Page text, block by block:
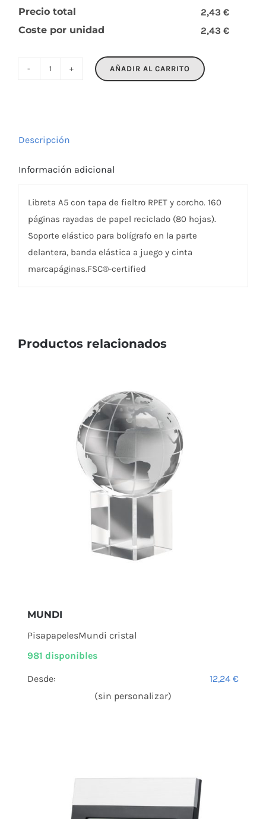
Precio total
2,43 €
Coste por unidad
2,43 €
CORKBOOK
AÑADIR AL CARRITO
Descripción
Información adicional
Libreta A5 con tapa de fieltro RPET y corcho. 160
páginas rayadas de papel reciclado (80 hojas).
Soporte elástico para bolígrafo en la parte
delantera, banda elástica a juego y cinta
marcapáginas.FSC®-certified
Productos relacionados
MUNDI
PisapapelesMundi cristal
981 disponibles
Desde: 12,24€
(sin personalizar)